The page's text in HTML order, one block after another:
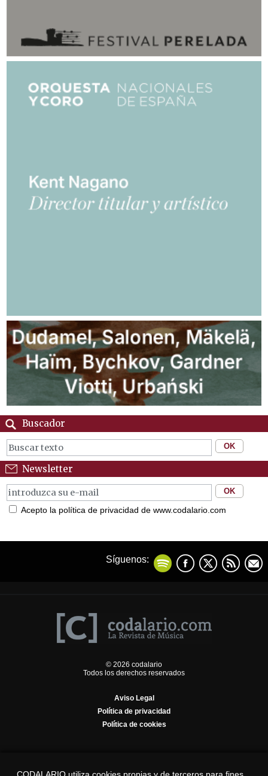
Buscador
Newsletter
Acepto la política de privacidad de www.codalario.com
Síguenos:
© 2026 codalario
Todos los derechos reservados
Aviso Legal
Política de privacidad
Política de cookies